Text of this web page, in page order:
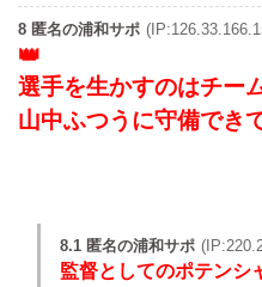
8 匿名の浦和サポ
選手を生かすのはチー
山中ふつうに守備でき
8.1 匿名の浦和サポ
監督としてのポテンシ